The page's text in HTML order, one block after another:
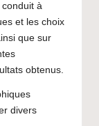
à
et les choix
que sur
obtenus.
divers